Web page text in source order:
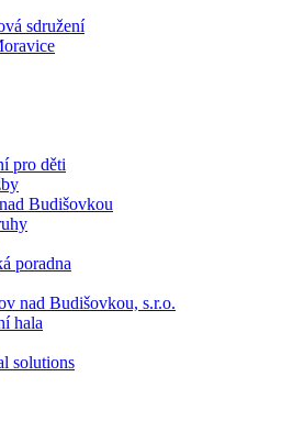
sdružení
pro děti
Budišovkou
poradna
nad Budišovkou, s.r.o.
hala
solutions